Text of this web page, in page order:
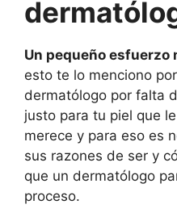
Un pequeño esfuerzo
esto te lo menciono
dermatólogo por falta
justo para tu piel que
merece y para eso es
sus razones de ser y
que un dermatólogo
proceso.